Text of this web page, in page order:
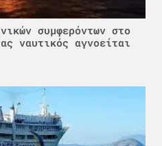
συμφερόντων στο
ναυτικός αγνοείται